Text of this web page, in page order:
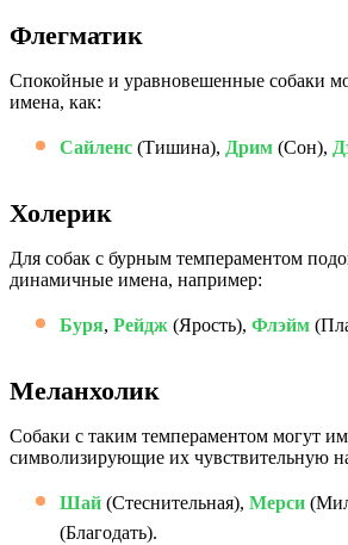
Флегматик
Спокойные и уравновешенные собаки
имена, как:
Сайленс (Тишина), Дрим (Сон),
Холерик
Для собак с бурным темпераментом
динамичные имена, например:
Буря, Рейдж (Ярость), Флэйм
Меланхолик
Собаки с таким темпераментом могут
символизирующие их чувствительную
Шай (Стеснительная), Мерси
(Благодать).